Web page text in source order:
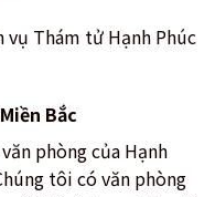
Thám tử Hạnh Phúc
Bắc
phòng của Hạnh
tôi có văn phòng